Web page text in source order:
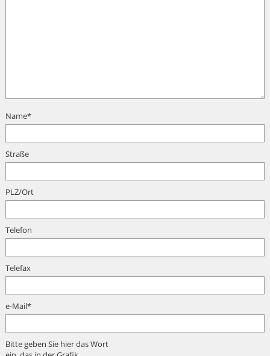
Name*
Straße
PLZ/Ort
Telefon
Telefax
e-Mail*
Bitte geben Sie hier das Wort